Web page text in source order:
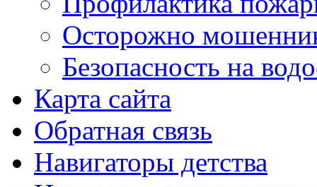
Осторожно
Безопасность на
Карта сайта
Обратная связь
Навигаторы детства